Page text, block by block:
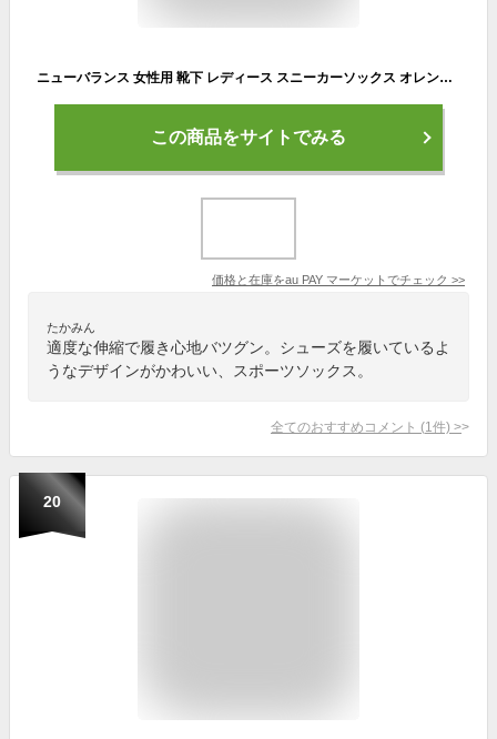
ニューバランス 女性用 靴下 レディース スニーカーソックス オレンジ new balance スポーツブランド グッズ メール便可
この商品をサイトでみる
価格と在庫をau PAY マーケット でチェック >>
たかみん
適度な伸縮で履き心地バツグン。シューズを履いているよ
うなデザインがかわいい、スポーツソックス。
全てのおすすめコメント (1 件) >
20